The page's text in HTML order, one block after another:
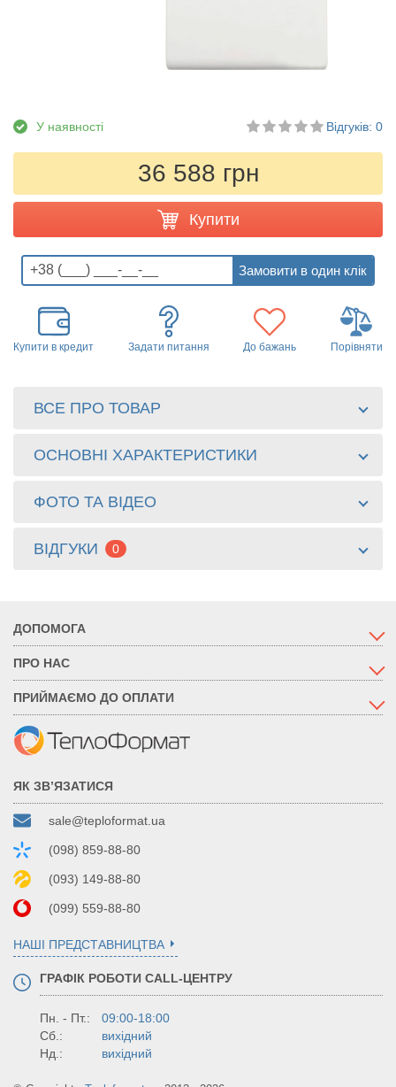
У наявності Відгуків: 0
36 588 грн
Купити
Купити в кредит Задати питання До бажань Порівняти
ВСЕ ПРО ТОВАР
ОСНОВНІ ХАРАКТЕРИСТИКИ
ФОТО ТА ВІДЕО
ВІДГУКИ 0
ДОПОМОГА
ПРО НАС
ПРИЙМАЄМО ДО ОПЛАТИ
ЯК ЗВ’ЯЗАТИСЯ
sale@teploformat.ua
(098) 859-88-80
(093) 149-88-80
(099) 559-88-80
НАШІ ПРЕДСТАВНИЦТВА
ГРАФІК РОБОТИ CALL-ЦЕНТРУ
Пн. - Пт.:
09:00-18:00
Сб.:
вихідний
Нд.:
вихідний